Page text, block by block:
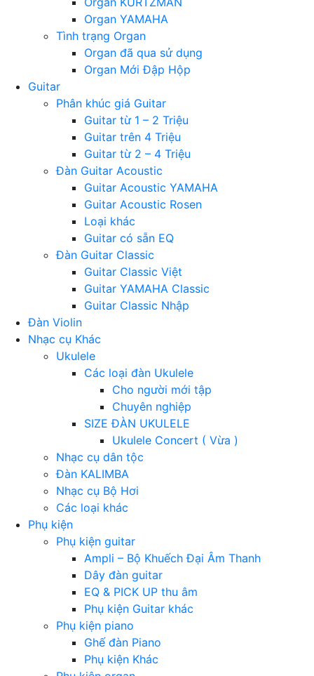
Organ YAMAHA
Tình trạng Organ
Organ đã qua sử dụng
Organ Mới Đập Hộp
Guitar
Phân khúc giá Guitar
Guitar từ 1 – 2 Triệu
Guitar trên 4 Triệu
Guitar từ 2 – 4 Triệu
Đàn Guitar Acoustic
Guitar Acoustic YAMAHA
Guitar Acoustic Rosen
Loại khác
Guitar có sẵn EQ
Đàn Guitar Classic
Guitar Classic Việt
Guitar YAMAHA Classic
Guitar Classic Nhập
Đàn Violin
Nhạc cụ Khác
Ukulele
Các loại đàn Ukulele
Cho người mới tập
Chuyên nghiệp
SIZE ĐÀN UKULELE
Ukulele Concert ( Vừa )
Nhạc cụ dân tộc
Đàn KALIMBA
Nhạc cụ Bộ Hơi
Các loại khác
Phụ kiện
Phụ kiện guitar
Ampli – Bộ Khuếch Đại Âm Thanh
Dây đàn guitar
EQ & PICK UP thu âm
Phụ kiện Guitar khác
Phụ kiện piano
Ghế đàn Piano
Phụ kiện Khác